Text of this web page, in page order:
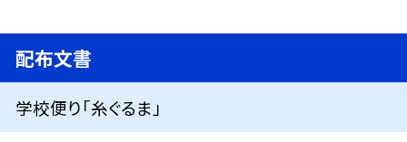
配布文書
学校便り「糸ぐるま」